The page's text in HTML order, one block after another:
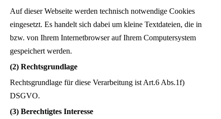
Auf dieser Webseite werden technisch notwendige Cookies
eingesetzt. Es handelt sich dabei um kleine Textdateien, die in
bzw. von Ihrem Internetbrowser auf Ihrem Computersystem
gespeichert werden.
(2) Rechtsgrundlage
Rechtsgrundlage für diese Verarbeitung ist Art.6 Abs.1f)
DSGVO.
(3) Berechtigtes Interesse